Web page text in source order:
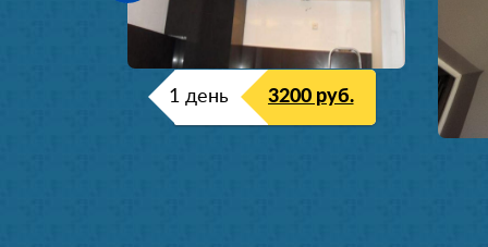
1 день 3200 руб.